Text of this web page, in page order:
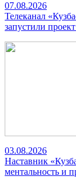
07.08.2026
Телеканал
запустили
03.08.2026
Наставник
ментальность и